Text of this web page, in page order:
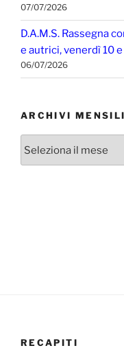
07/07/2026
D.A.M.S. Rassegna
e autrici, venerdì 10
06/07/2026
ARCHIVI MENSILI
RECAPITI